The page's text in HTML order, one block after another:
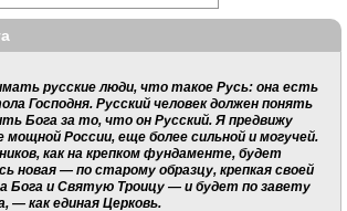
русские люди, что такое Русь: она есть
Господня. Русский человек должен понять
Бога за то, что он Русский. Я предвижу
мощной России, еще более сильной и могучей.
как на крепком фундаменте, будет
новая — по старому образцу, крепкая своей
Бога и Святую Троицу — и будет по завету
— как единая Церковь.